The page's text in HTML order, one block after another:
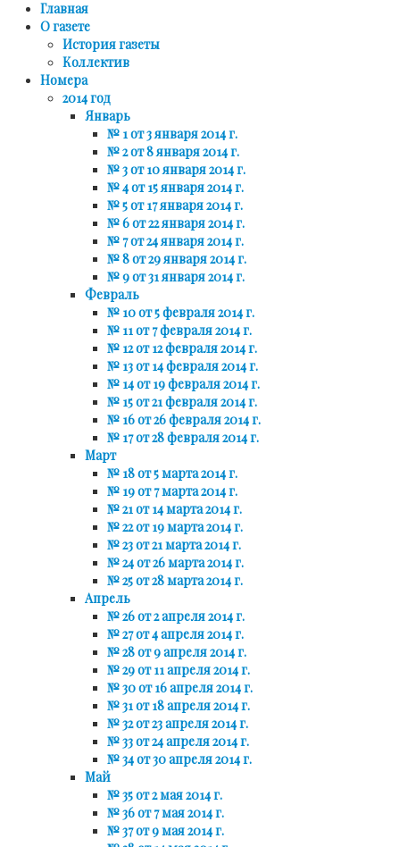
Главная
О газете
История газеты
Коллектив
Номера
2014 год
Январь
№ 1 от 3 января 2014 г.
№ 2 от 8 января 2014 г.
№ 3 от 10 января 2014 г.
№ 4 от 15 января 2014 г.
№ 5 от 17 января 2014 г.
№ 6 от 22 января 2014 г.
№ 7 от 24 января 2014 г.
№ 8 от 29 января 2014 г.
№ 9 от 31 января 2014 г.
Февраль
№ 10 от 5 февраля 2014 г.
№ 11 от 7 февраля 2014 г.
№ 12 от 12 февраля 2014 г.
№ 13 от 14 февраля 2014 г.
№ 14 от 19 февраля 2014 г.
№ 15 от 21 февраля 2014 г.
№ 16 от 26 февраля 2014 г.
№ 17 от 28 февраля 2014 г.
Март
№ 18 от 5 марта 2014 г.
№ 19 от 7 марта 2014 г.
№ 21 от 14 марта 2014 г.
№ 22 от 19 марта 2014 г.
№ 23 от 21 марта 2014 г.
№ 24 от 26 марта 2014 г.
№ 25 от 28 марта 2014 г.
Апрель
№ 26 от 2 апреля 2014 г.
№ 27 от 4 апреля 2014 г.
№ 28 от 9 апреля 2014 г.
№ 29 от 11 апреля 2014 г.
№ 30 от 16 апреля 2014 г.
№ 31 от 18 апреля 2014 г.
№ 32 от 23 апреля 2014 г.
№ 33 от 24 апреля 2014 г.
№ 34 от 30 апреля 2014 г.
Май
№ 35 от 2 мая 2014 г.
№ 36 от 7 мая 2014 г.
№ 37 от 9 мая 2014 г.